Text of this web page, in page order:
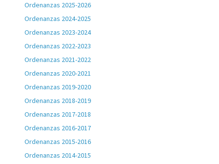
Ordenanzas 2025-2026
Ordenanzas 2024-2025
Ordenanzas 2023-2024
Ordenanzas 2022-2023
Ordenanzas 2021-2022
Ordenanzas 2020-2021
Ordenanzas 2019-2020
Ordenanzas 2018-2019
Ordenanzas 2017-2018
Ordenanzas 2016-2017
Ordenanzas 2015-2016
Ordenanzas 2014-2015